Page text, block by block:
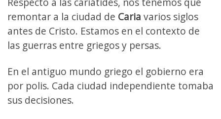
remontar a la ciudad de Caria varios siglos
antes de Cristo. Estamos en el contexto de
las guerras entre griegos y persas.
En el antiguo mundo griego el gobierno era
por polis. Cada ciudad independiente tomaba
sus decisiones.